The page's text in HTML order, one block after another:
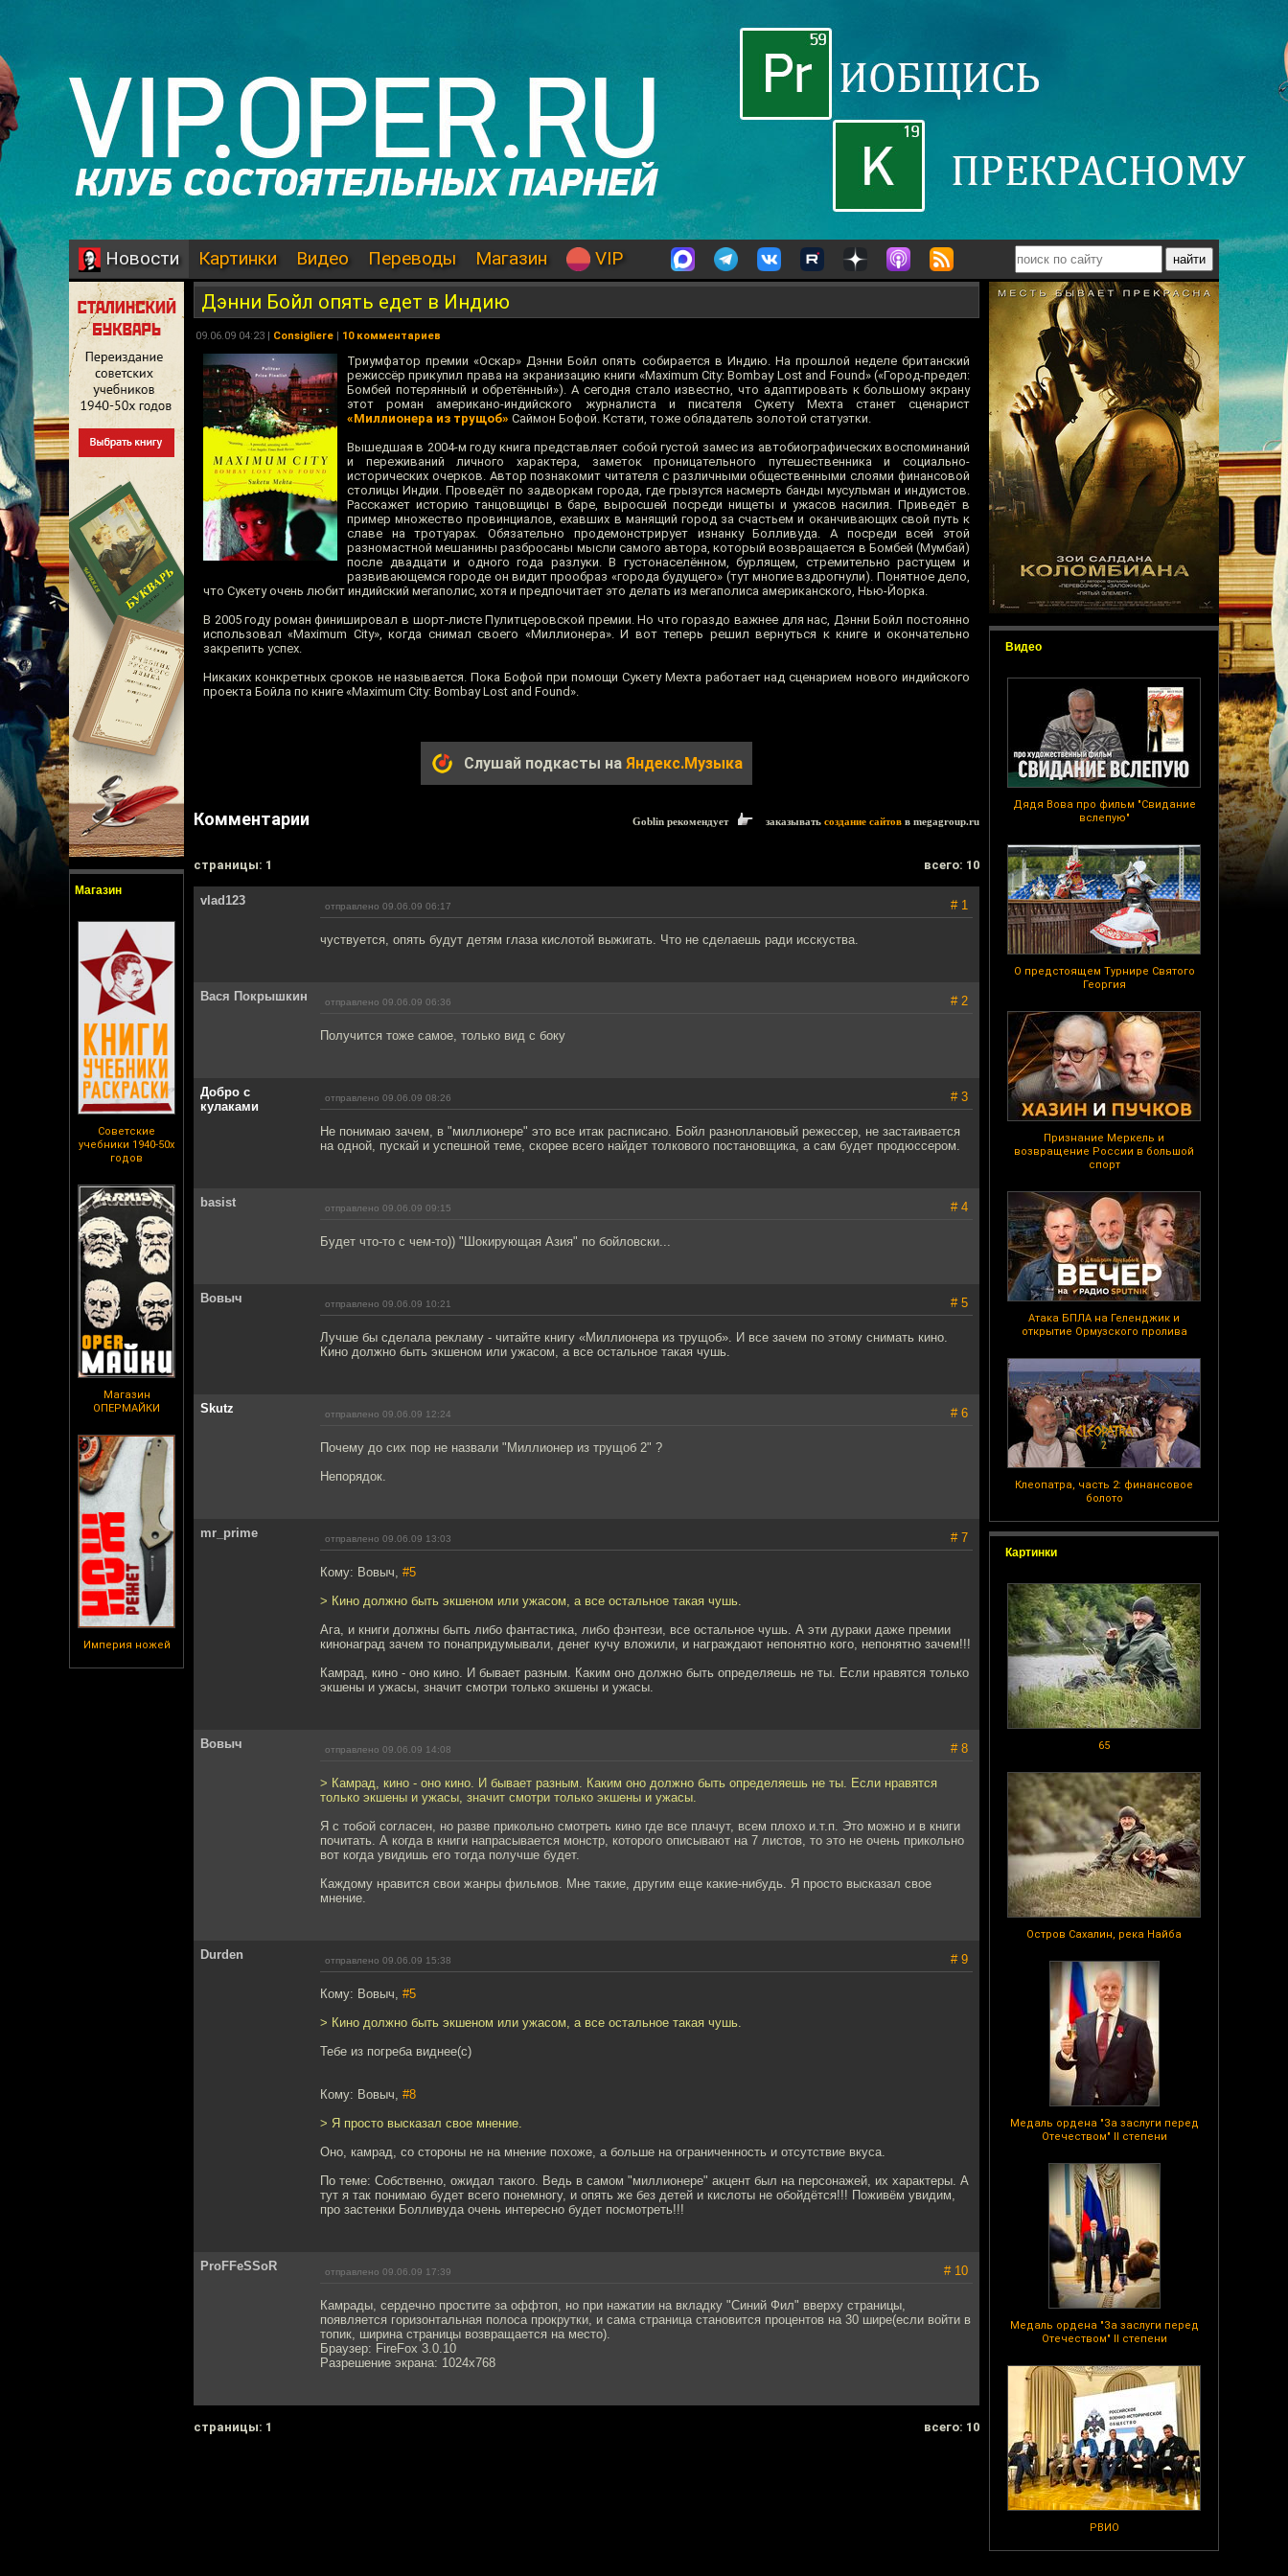
Новости Картинки Видео Переводы Магазин VIP
Магазин
Советские
учебники 1940-50х
годов
Магазин
ОПЕРМАЙКИ
Империя ножей
Видео
Дядя Вова про фильм "Свидание
вслепую"
О предстоящем Турнире Святого
Георгия
Признание Меркель и
возвращение России в большой
спорт
Атака БПЛА на Геленджик и
открытие Ормузского пролива
Клеопатра, часть 2: финансовое
болото
Картинки
65
Остров Сахалин, река Найба
Медаль ордена "За заслуги перед
Отечеством" II степени
Медаль ордена "За заслуги перед
Отечеством" II степени
РВИО
Дэнни Бойл опять едет в Индию
09.06.09 04:23 | Consigliere | 10 комментариев
Триумфатор премии «Оскар» Дэнни Бойл опять собирается в Индию. На прошлой неделе британский
режиссёр прикупил права на экранизацию книги «Maximum City: Bombay Lost and Found» («Город-предел:
Бомбей потерянный и обретённый»). А сегодня стало известно, что адаптировать к большому экрану
этот роман американо-индийского журналиста и писателя Сукету Мехта станет сценарист
«Миллионера из трущоб» Саймон Бофой. Кстати, тоже обладатель золотой статуэтки.
Вышедшая в 2004-м году книга представляет собой густой замес из автобиографических воспоминаний
и переживаний личного характера, заметок проницательного путешественника и социально-
исторических очерков. Автор познакомит читателя с различными общественными слоями финансовой
столицы Индии. Проведёт по задворкам города, где грызутся насмерть банды мусульман и индуистов.
Расскажет историю танцовщицы в баре, выросшей посреди нищеты и ужасов насилия. Приведёт в
пример множество провинциалов, ехавших в манящий город за счастьем и оканчивающих свой путь к
славе на тротуарах. Обязательно продемонстрирует изнанку Болливуда. А посреди всей этой
разномастной мешанины разбросаны мысли самого автора, который возвращается в Бомбей (Мумбай)
после двадцати и одного года разлуки. В густонаселённом, бурлящем, стремительно растущем и
развивающемся городе он видит прообраз «города будущего» (тут многие вздрогнули). Понятное дело,
что Сукету очень любит индийский мегаполис, хотя и предпочитает это делать из мегаполиса американского, Нью-Йорка.
В 2005 году роман финишировал в шорт-листе Пулитцеровской премии. Но что гораздо важнее для нас, Дэнни Бойл постоянно
использовал «Maximum City», когда снимал своего «Миллионера». И вот теперь решил вернуться к книге и окончательно
закрепить успех.
Никаких конкретных сроков не называется. Пока Бофой при помощи Сукету Мехта работает над сценарием нового индийского
проекта Бойла по книге «Maximum City: Bombay Lost and Found».
Слушай подкасты на Яндекс.Музыка
Комментарии Goblin рекомендует заказывать создание сайтов в megagroup.ru
cтраницы: 1 всего: 10
vlad123 отправлено 09.06.09 06:17 # 1
чуствуется, опять будут детям глаза кислотой выжигать. Что не сделаешь ради исскуства.
Вася Покрышкин отправлено 09.06.09 06:36 # 2
Получится тоже самое, только вид с боку
Добро с
кулаками
отправлено 09.06.09 08:26 # 3
Не понимаю зачем, в "миллионере" это все итак расписано. Бойл разноплановый режессер, не застаивается
на одной, пускай и успешной теме, скорее всего найдет толкового постановщика, а сам будет продюссером.
basist отправлено 09.06.09 09:15 # 4
Будет что-то с чем-то)) "Шокирующая Азия" по бойловски...
Вовыч отправлено 09.06.09 10:21 # 5
Лучше бы сделала рекламу - читайте книгу «Миллионера из трущоб». И все зачем по этому снимать кино.
Кино должно быть экшеном или ужасом, а все остальное такая чушь.
Skutz отправлено 09.06.09 12:24 # 6
Почему до сих пор не назвали "Миллионер из трущоб 2" ?
Непорядок.
mr_prime отправлено 09.06.09 13:03 # 7
Кому: Вовыч, #5
> Кино должно быть экшеном или ужасом, а все остальное такая чушь.
Ага, и книги должны быть либо фантастика, либо фэнтези, все остальное чушь. А эти дураки даже премии
кинонаград зачем то понапридумывали, денег кучу вложили, и награждают непонятно кого, непонятно зачем!!!
Камрад, кино - оно кино. И бывает разным. Каким оно должно быть определяешь не ты. Если нравятся только
экшены и ужасы, значит смотри только экшены и ужасы.
Вовыч отправлено 09.06.09 14:08 # 8
> Камрад, кино - оно кино. И бывает разным. Каким оно должно быть определяешь не ты. Если нравятся
только экшены и ужасы, значит смотри только экшены и ужасы.
Я с тобой согласен, но разве прикольно смотреть кино где все плачут, всем плохо и.т.п. Это можно и в книги
почитать. А когда в книги напрасывается монстр, которого описывают на 7 листов, то это не очень прикольно
вот когда увидишь его тогда получше будет.
Каждому нравится свои жанры фильмов. Мне такие, другим еще какие-нибудь. Я просто высказал свое
мнение.
Durden отправлено 09.06.09 15:38 # 9
Кому: Вовыч, #5
> Кино должно быть экшеном или ужасом, а все остальное такая чушь.
Тебе из погреба виднее(c)
Кому: Вовыч, #8
> Я просто высказал свое мнение.
Оно, камрад, со стороны не на мнение похоже, а больше на ограниченность и отсутствие вкуса.
По теме: Собственно, ожидал такого. Ведь в самом "миллионере" акцент был на персонажей, их характеры. А
тут я так понимаю будет всего понемногу, и опять же без детей и кислоты не обойдётся!!! Поживём увидим,
про застенки Болливуда очень интересно будет посмотреть!!!
ProFFeSSoR отправлено 09.06.09 17:39 # 10
Камрады, сердечно простите за оффтоп, но при нажатии на вкладку "Синий Фил" вверху страницы,
появляется горизонтальная полоса прокрутки, и сама страница становится процентов на 30 шире(если войти в
топик, ширина страницы возвращается на место).
Браузер: FireFox 3.0.10
Разрешение экрана: 1024х768
cтраницы: 1 всего: 10